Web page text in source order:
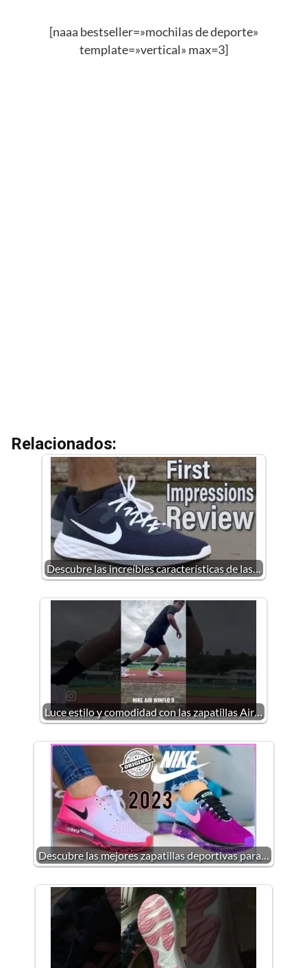
[naaa bestseller=»mochilas de deporte»
template=»vertical» max=3]
Relacionados:
Descubre las increíbles características de las…
Luce estilo y comodidad con las zapatillas Air…
Descubre las mejores zapatillas deportivas para…